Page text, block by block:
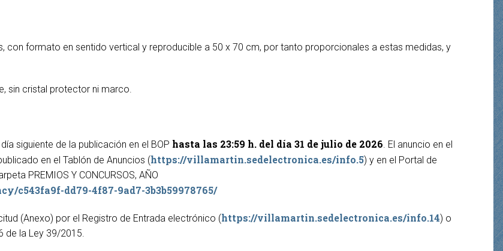
con formato en sentido vertical y reproducible a 50 x 70 cm, por tanto proporcionales a estas medidas, y
sin cristal protector ni marco.
siguiente de la publicación en el BOP hasta las 23:59 h. del día 31 de julio de 2026 . El anuncio en el
en el Tablón de Anuncios (https://villamartin.sedelectronica.es/info.5) y en el Portal de
PREMIOS Y CONCURSOS, AÑO
c543fa9f-dd79-4f87-9ad7-3b3b59978765/
(Anexo) por el Registro de Entrada electrónico (https://villamartin.sedelectronica.es/info.14) o
de la Ley 39/2015.